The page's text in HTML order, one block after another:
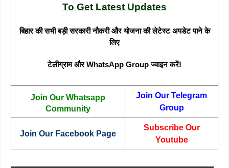
To Get Latest Updates
बिहार की सभी बड़ी सरकारी नौकरी और योजना की लेटेस्ट अपडेट पाने के
लिए
टेलीग्राम और WhatsApp Group ज्वाइन करें!
Join Our Whatsapp
Community
Join Our Telegram
Group
Join Our Facebook Page
Subscribe Our
Youtube